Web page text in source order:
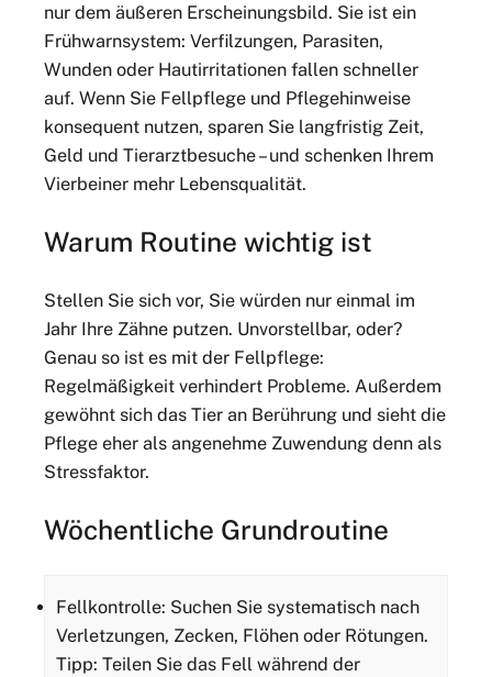
nur dem äußeren Erscheinungsbild. Sie ist ein
Frühwarnsystem: Verfilzungen, Parasiten,
Wunden oder Hautirritationen fallen schneller
auf. Wenn Sie Fellpflege und Pflegehinweise
konsequent nutzen, sparen Sie langfristig Zeit,
Geld und Tierarztbesuche – und schenken Ihrem
Vierbeiner mehr Lebensqualität.
Warum Routine wichtig ist
Stellen Sie sich vor, Sie würden nur einmal im
Jahr Ihre Zähne putzen. Unvorstellbar, oder?
Genau so ist es mit der Fellpflege:
Regelmäßigkeit verhindert Probleme. Außerdem
gewöhnt sich das Tier an Berührung und sieht die
Pflege eher als angenehme Zuwendung denn als
Stressfaktor.
Wöchentliche Grundroutine
Fellkontrolle: Suchen Sie systematisch nach
Verletzungen, Zecken, Flöhen oder Rötungen.
Tipp: Teilen Sie das Fell während der